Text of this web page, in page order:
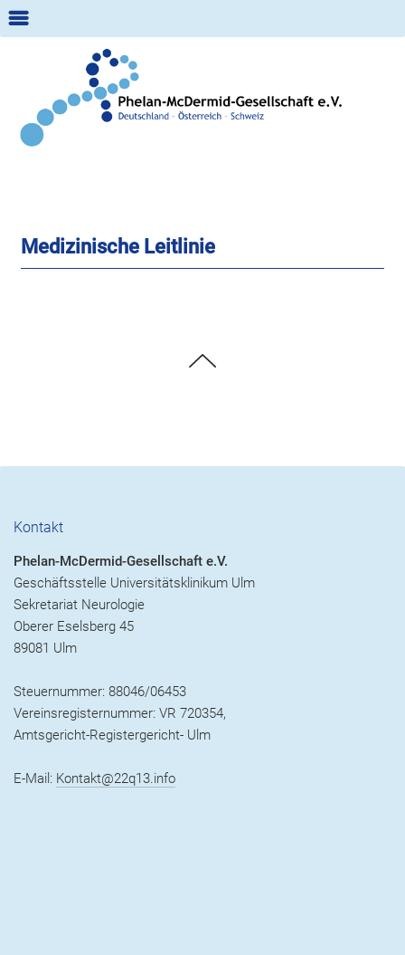
m
Medizinische Leitlinie
Kontakt
Phelan-McDermid-Gesellschaft e.V.
Geschäftsstelle Universitätsklinikum Ulm
Sekretariat Neurologie
Oberer Eselsberg 45
89081 Ulm
Steuernummer: 88046/06453
Vereinsregisternummer: VR 720354,
Amtsgericht-Registergericht- Ulm
E-Mail: Kontakt@22q13.info